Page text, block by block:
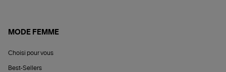
MODE FEMME
Choisi pour vous
Best-Sellers